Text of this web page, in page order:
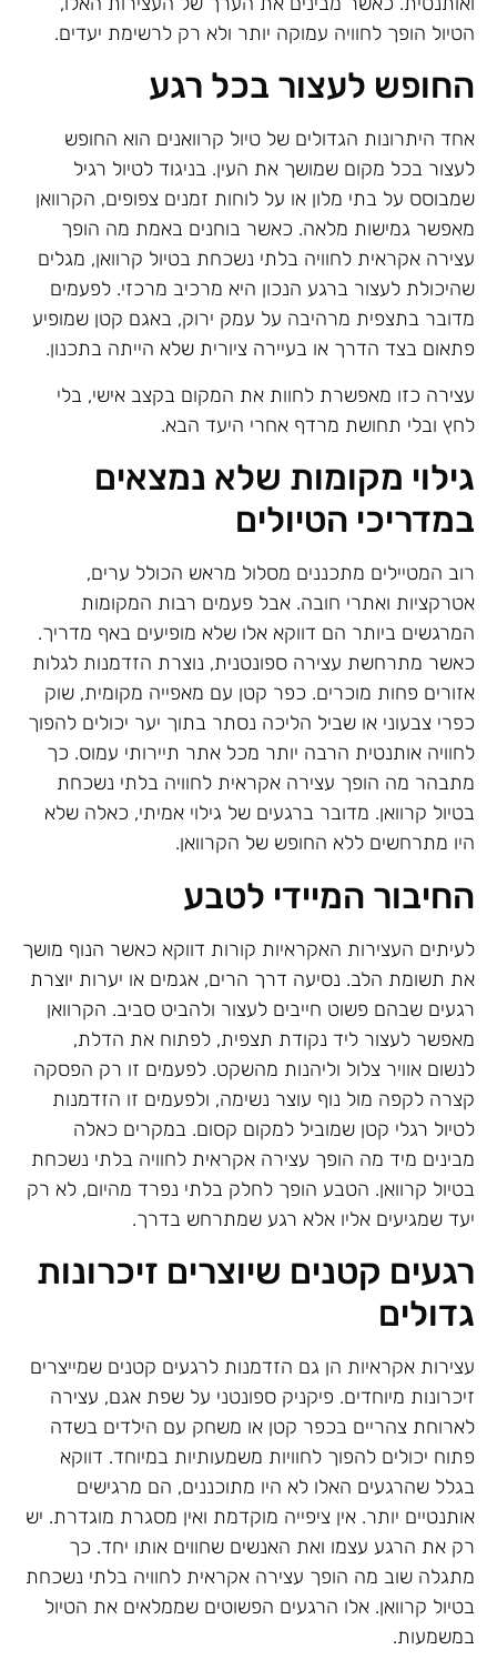
הטיול הופך לחוויה עמוקה יותר ולא רק לרשימת יעדים.
החופש לעצור בכל רגע
אחד היתרונות הגדולים של טיול קרוואנים הוא החופש
לעצור בכל מקום שמושך את העין. בניגוד לטיול רגיל
שמבוסס על בתי מלון או על לוחות זמנים צפופים, הקרוואן
מאפשר גמישות מלאה. כאשר בוחנים באמת מה הופך
עצירה אקראית לחוויה בלתי נשכחת בטיול קרוואן, מגלים
שהיכולת לעצור ברגע הנכון היא מרכיב מרכזי. לפעמים
מדובר בתצפית מרהיבה על עמק ירוק, באגם קטן שמופיע
פתאום בצד הדרך או בעיירה ציורית שלא הייתה בתכנון.
עצירה כזו מאפשרת לחוות את המקום בקצב אישי, בלי
לחץ ובלי תחושת מרדף אחרי היעד הבא.
גילוי מקומות שלא נמצאים
במדריכי הטיולים
רוב המטיילים מתכננים מסלול מראש הכולל ערים,
אטרקציות ואתרי חובה. אבל פעמים רבות המקומות
המרגשים ביותר הם דווקא אלו שלא מופיעים באף מדריך.
כאשר מתרחשת עצירה ספונטנית, נוצרת הזדמנות לגלות
אזורים פחות מוכרים. כפר קטן עם מאפייה מקומית, שוק
כפרי צבעוני או שביל הליכה נסתר בתוך יער יכולים להפוך
לחוויה אותנטית הרבה יותר מכל אתר תיירותי עמוס. כך
מתבהר מה הופך עצירה אקראית לחוויה בלתי נשכחת
בטיול קרוואן. מדובר ברגעים של גילוי אמיתי, כאלה שלא
היו מתרחשים ללא החופש של הקרוואן.
החיבור המיידי לטבע
לעיתים העצירות האקראיות קורות דווקא כאשר הנוף מושך
את תשומת הלב. נסיעה דרך הרים, אגמים או יערות יוצרת
רגעים שבהם פשוט חייבים לעצור ולהביט סביב. הקרוואן
מאפשר לעצור ליד נקודת תצפית, לפתוח את הדלת,
לנשום אוויר צלול וליהנות מהשקט. לפעמים זו רק הפסקה
קצרה לקפה מול נוף עוצר נשימה, ולפעמים זו הזדמנות
לטיול רגלי קטן שמוביל למקום קסום. במקרים כאלה
מבינים מיד מה הופך עצירה אקראית לחוויה בלתי נשכחת
בטיול קרוואן. הטבע הופך לחלק בלתי נפרד מהיום, לא רק
יעד שמגיעים אליו אלא רגע שמתרחש בדרך.
רגעים קטנים שיוצרים זיכרונות
גדולים
עצירות אקראיות הן גם הזדמנות לרגעים קטנים שמייצרים
זיכרונות מיוחדים. פיקניק ספונטני על שפת אגם, עצירה
לארוחת צהריים בכפר קטן או משחק עם הילדים בשדה
פתוח יכולים להפוך לחוויות משמעותיות במיוחד. דווקא
בגלל שהרגעים האלו לא היו מתוכננים, הם מרגישים
אותנטיים יותר. אין ציפייה מוקדמת ואין מסגרת מוגדרת. יש
רק את הרגע עצמו ואת האנשים שחווים אותו יחד. כך
מתגלה שוב מה הופך עצירה אקראית לחוויה בלתי נשכחת
בטיול קרוואן. אלו הרגעים הפשוטים שממלאים את הטיול
במשמעות.